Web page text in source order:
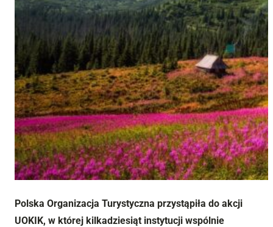
Polska Organizacja Turystyczna przystąpiła do akcji
UOKIK, w której kilkadziesiąt instytucji wspólnie